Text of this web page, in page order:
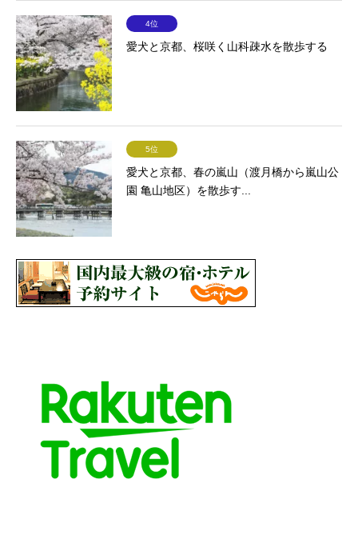
4位
愛犬と京都、桜咲く山科疎水を散歩する
5位
愛犬と京都、春の嵐山（渡月橋から嵐山公
園 亀山地区）を散歩す...